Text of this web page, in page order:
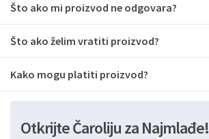
Što ako mi proizvod ne odgovara?
Što ako želim vratiti proizvod?
Kako mogu platiti proizvod?
Otkrijte Čaroliju za Najmlađe!